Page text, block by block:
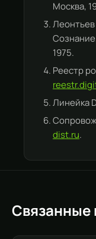
Москва,
1975.
Реестр
Линейка
dist.ru.
Связанные